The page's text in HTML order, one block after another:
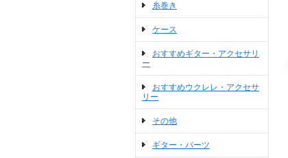
糸巻き
ケース
おすすめギター・アクセサリ
ー
おすすめウクレレ・アクセサ
リー
その他
ギター・パーツ